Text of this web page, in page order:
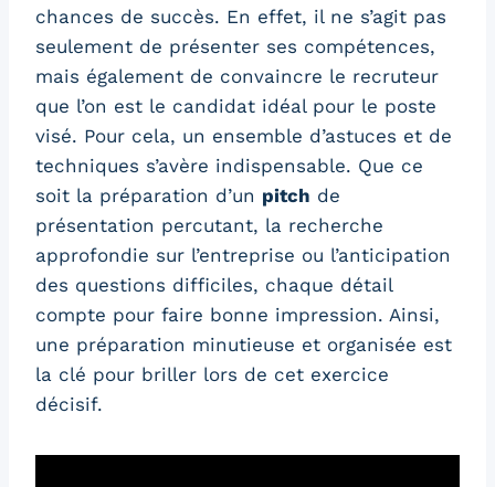
chances de succès. En effet, il ne s’agit pas
seulement de présenter ses compétences,
mais également de convaincre le recruteur
que l’on est le candidat idéal pour le poste
visé. Pour cela, un ensemble d’astuces et de
techniques s’avère indispensable. Que ce
soit la préparation d’un pitch de
présentation percutant, la recherche
approfondie sur l’entreprise ou l’anticipation
des questions difficiles, chaque détail
compte pour faire bonne impression. Ainsi,
une préparation minutieuse et organisée est
la clé pour briller lors de cet exercice
décisif.